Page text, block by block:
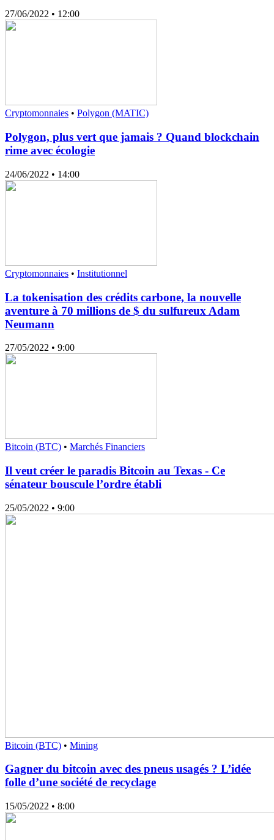
27/06/2022 • 12:00
Cryptomonnaies • Polygon (MATIC)
Polygon, plus vert que jamais ? Quand blockchain
rime avec écologie
24/06/2022 • 14:00
Cryptomonnaies • Institutionnel
La tokenisation des crédits carbone, la nouvelle
aventure à 70 millions de $ du sulfureux Adam
Neumann
27/05/2022 • 9:00
Bitcoin (BTC) • Marchés Financiers
Il veut créer le paradis Bitcoin au Texas - Ce
sénateur bouscule l’ordre établi
25/05/2022 • 9:00
Bitcoin (BTC) • Mining
Gagner du bitcoin avec des pneus usagés ? L’idée
folle d’une société de recyclage
15/05/2022 • 8:00